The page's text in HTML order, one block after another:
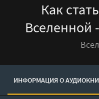
Как
Вселенной
ИНФОРМАЦИЯ О